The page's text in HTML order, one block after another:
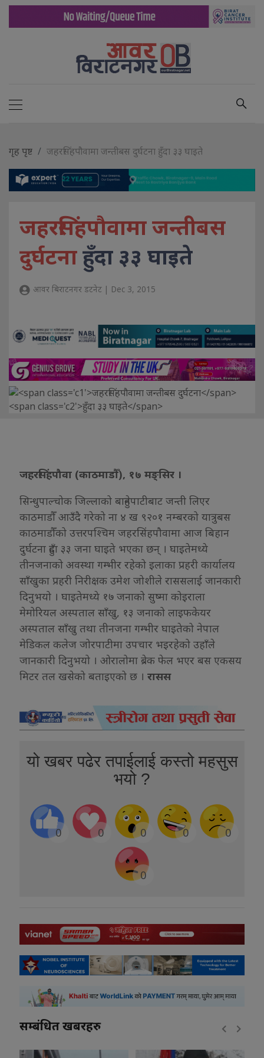
गृह पृष्ट जहरसिंहपौवामा जन्तीबस दुर्घटना हुँदा ३३ घाइते
जहरसिंहपौवामा जन्तीबस
दुर्घटनाहुँदा ३३ घाइते
आवर बिराटनगर डटनेट | Dec 3, 2015
जहरसिंहपौवा (काठमाडौँ), १७ मङ्सिर ।
सिन्धुपाल्चोक जिल्लाको बाहुनेपाटीबाट जन्ती लिएर
काठमाडौँ आउँदै गरेको ना ४ ख ९२०१ नम्बरको यात्रुबस
काठमाडौँको उत्तरपश्चिम जहरसिंहपौवामा आज बिहान
दुर्घटना हुँदा ३३ जना घाइते भएका छन् । घाइतेमध्ये
तीनजनाको अवस्था गम्भीर रहेको इलाका प्रहरी कार्यालय
साँखुका प्रहरी निरीक्षक उमेश जोशीले राससलाई जानकारी
दिनुभयो । घाइतेमध्ये १७ जनाको सुष्मा कोइराला
मेमोरियल अस्पताल साँखु, १३ जनाको लाइफकेयर
अस्पताल साँखु तथा तीनजना गम्भीर घाइतेको नेपाल
मेडिकल कलेज जोरपाटीमा उपचार भइरहेको उहाँले
जानकारी दिनुभयो । ओरालोमा ब्रेक फेल भएर बस एकसय
मिटर तल खसेको बताइएको छ । रासस
यो खबर पढेर तपाईलाई कस्तो महसुस
भयो ?
0 0 0 0 0
0
सम्बंधित खबरहरु